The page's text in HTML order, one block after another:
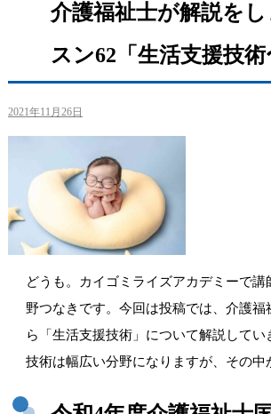
介護福祉士が解説を
スン62「生活支援技術
2021年11月26日
どうも。カイゴミライズアカデミーで講
野つなきです。今回は投稿では、介護福
ら「生活支援技術」について解説してい
技術は幅広い分野になりますが、その